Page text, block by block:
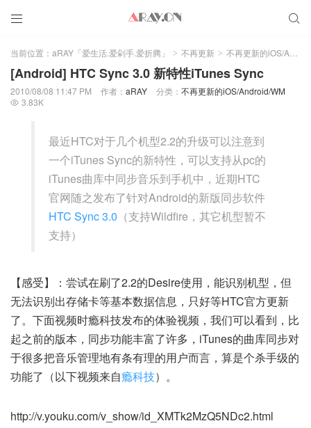
 
当前位置： aRAY「爱生活.爱剁手.爱折腾」 > 不再更新 > 不再更新的iOS/Android/WM
[Android] HTC Sync 3.0 新特性iTunes Sync
2010/08/08 11:47 PM 作者： aRAY 分类： 不再更新的iOS/Android/WM
 3.83K
最近HTC对于几个机型2.2的升级可以注意到
一个iTunes Sync的新特性，可以支持从pc的
iTunes曲库中同步音乐到手机中，近期HTC
官网随之发布了针对Android的新版同步软件
HTC Sync 3.0 （支持Wildfire，其它机型暂不
支持）
【感受】：尝试在刷了2.2的Desire使用，能识别机型，但
无法识别出存储卡等基本数据信息，只好等HTC官方更新
了。下面视频时瘾科技发布的体验视频，我们可以看到，比
起之前的版本，同步功能丰富了许多，iTunes的曲库同步对
于很多把音乐管理地有条有理的用户而言，算是个杀手级的
功能了（以下视频来自瘾科技）。
http://v.youku.com/v_show/id_XMTk2MzQ5NDc2.html